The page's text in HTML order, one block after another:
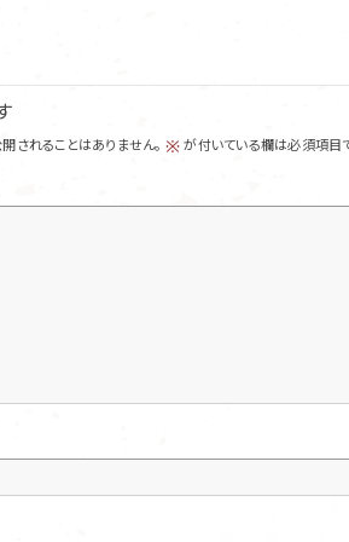
されることはありません。 ※が付いている欄は必須項目